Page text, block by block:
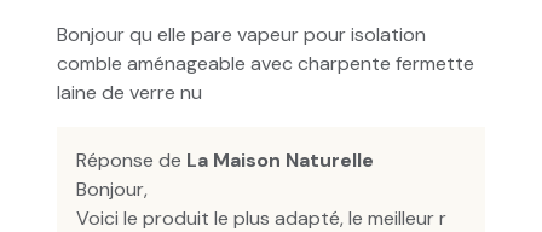
Bonjour qu elle pare vapeur pour isolation
comble aménageable avec charpente fermette
laine de verre nu
Réponse de La Maison Naturelle
Bonjour,
Voici le produit le plus adapté, le meilleur r